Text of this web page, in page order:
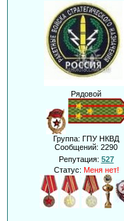
Рядовой
Группа: ГПУ НКВД
Сообщений: 2290
Репутация: 527
Статус: Меня нет!